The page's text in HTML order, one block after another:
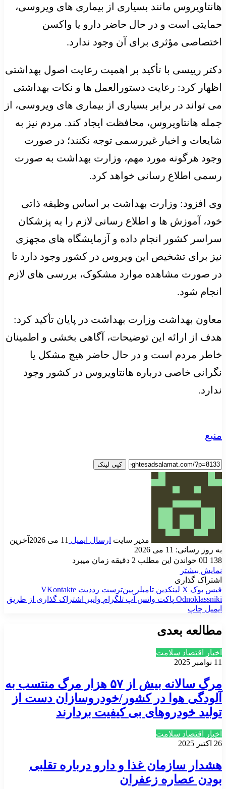
هانتاویروس مانند بسیاری از بیماری های ویروسی،
حمایتی است و در حال حاضر دارو یا واکسن
اختصاصی مؤثری برای آن وجود ندارد.
دکتر رییسی با تأکید بر اهمیت رعایت اصول بهداشتی
اظهار کرد: رعایت دستورالعمل ها و نکات بهداشتی
می تواند در برابر بسیاری از بیماری های ویروسی، از
جمله هانتاویروس، محافظت ایجاد کند. مردم نیز به
شایعات و اخبار غیررسمی توجه نکنند؛ در صورت
وجود هرگونه مورد مهم، وزارت بهداشت به صورت
رسمی اطلاع رسانی خواهد کرد.
وی افزود: وزارت بهداشت بر اساس وظیفه ذاتی
خود، آموزش ها و اطلاع رسانی لازم را به پزشکان
سراسر کشور انجام داده و آزمایشگاه های مجهزی
نیز برای تشخیص این ویروس در کشور وجود دارد تا
در صورت مشاهده موارد مشکوک، بررسی های لازم
انجام شود.
معاون بهداشت وزارت بهداشت در پایان تأکید کرد:
هدف از ارائه این توضیحات، آگاهی بخشی و اطمینان
خاطر مردم است و در حال حاضر هیچ مشکل یا
نگرانی خاصی درباره هانتاویروس در کشور وجود
ندارد.
منبع
کپی لینک
مدیر سایت ارسال ایمیل 11 می 2026
آخرین
به روز رسانی: 11 می 2026
0
138
خواندن این مطلب 2 دقیقه زمان میبرد
نمایش بیشتر
اشتراک گذاری
فیس بوک X لینکدین ‫تامبلر ‫پین‌ترست ‫رددیت ‫VKontakte
‫Odnoklassniki پاکت واتس آپ تلگرام وایبر
اشتراک گذاری از طریق
ایمیل چاپ
مطالعه بعدی
اخبار اقتصاد سلامت
11 نوامبر 2025
مرگ سالانه بیش از ۵۷ هزار مرگ منتسب به
آلودگی هوا در کشور/خودروسازان دست از
تولید خودروهای بی کیفیت بردارند
اخبار اقتصاد سلامت
26 اکتبر 2025
هشدار سازمان غذا و دارو درباره تقلبی
بودن عصاره زعفران